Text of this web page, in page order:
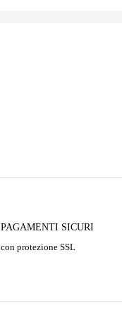
PAGAMENTI SICURI
con protezione SSL